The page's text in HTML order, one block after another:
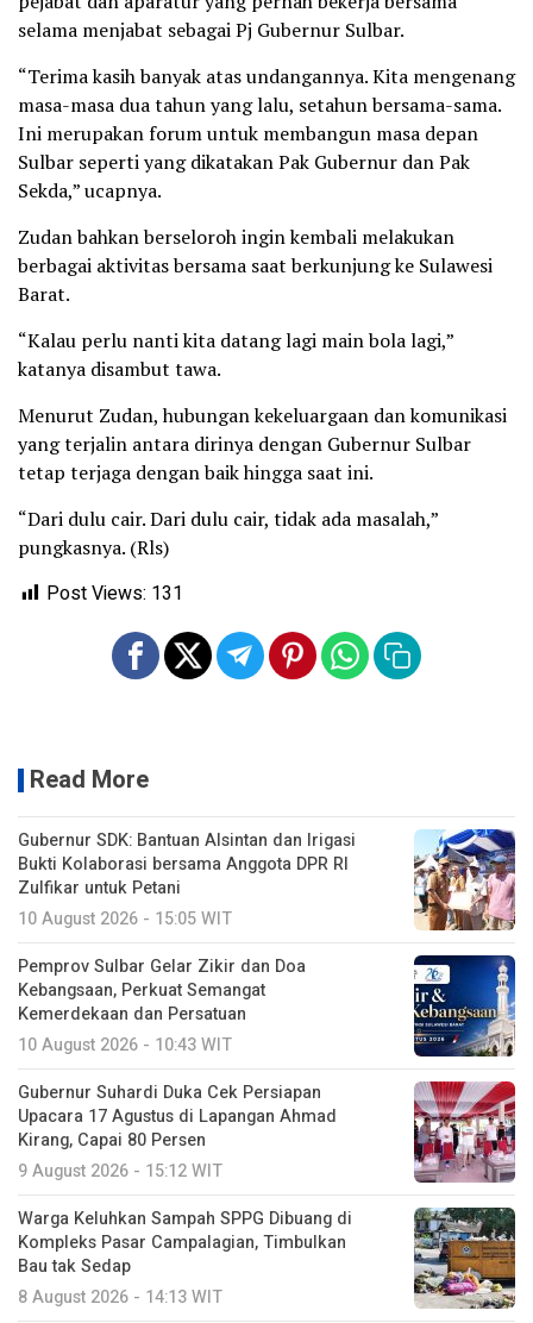
selama menjabat sebagai Pj Gubernur Sulbar.
“Terima kasih banyak atas undangannya. Kita mengenang
masa-masa dua tahun yang lalu, setahun bersama-sama.
Ini merupakan forum untuk membangun masa depan
Sulbar seperti yang dikatakan Pak Gubernur dan Pak
Sekda,” ucapnya.
Zudan bahkan berseloroh ingin kembali melakukan
berbagai aktivitas bersama saat berkunjung ke Sulawesi
Barat.
“Kalau perlu nanti kita datang lagi main bola lagi,”
katanya disambut tawa.
Menurut Zudan, hubungan kekeluargaan dan komunikasi
yang terjalin antara dirinya dengan Gubernur Sulbar
tetap terjaga dengan baik hingga saat ini.
“Dari dulu cair. Dari dulu cair, tidak ada masalah,”
pungkasnya. (Rls)
Post Views: 131
Read More
Gubernur SDK: Bantuan Alsintan dan Irigasi
Bukti Kolaborasi bersama Anggota DPR RI
Zulfikar untuk Petani
10 August 2026 - 15:05 WIT
Pemprov Sulbar Gelar Zikir dan Doa
Kebangsaan, Perkuat Semangat
Kemerdekaan dan Persatuan
10 August 2026 - 10:43 WIT
Gubernur Suhardi Duka Cek Persiapan
Upacara 17 Agustus di Lapangan Ahmad
Kirang, Capai 80 Persen
9 August 2026 - 15:12 WIT
Warga Keluhkan Sampah SPPG Dibuang di
Kompleks Pasar Campalagian, Timbulkan
Bau tak Sedap
8 August 2026 - 14:13 WIT